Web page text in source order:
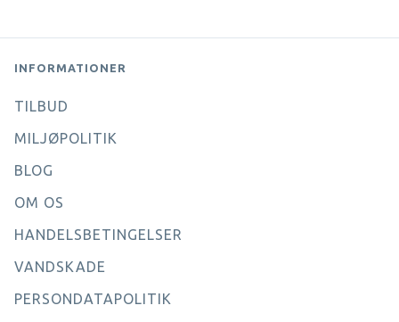
INFORMATIONER
TILBUD
MILJØPOLITIK
BLOG
OM OS
HANDELSBETINGELSER
VANDSKADE
PERSONDATAPOLITIK